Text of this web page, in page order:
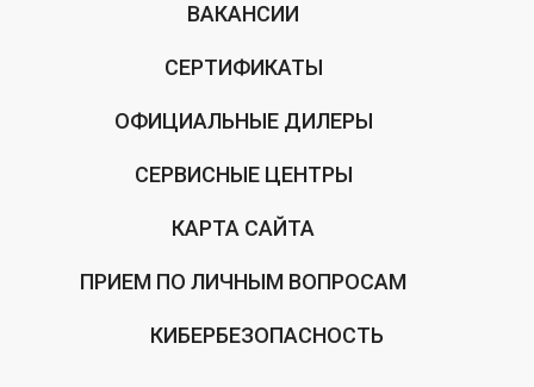
ВАКАНСИИ
СЕРТИФИКАТЫ
ОФИЦИАЛЬНЫЕ ДИЛЕРЫ
СЕРВИСНЫЕ ЦЕНТРЫ
КАРТА САЙТА
ПРИЕМ ПО ЛИЧНЫМ ВОПРОСАМ
КИБЕРБЕЗОПАСНОСТЬ